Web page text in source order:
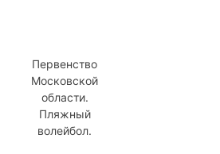
Первенство
Московской
области.
Пляжный
волейбол.